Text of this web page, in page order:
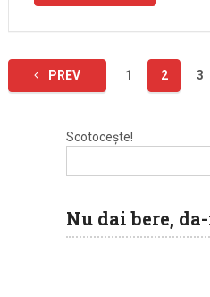
Paginație
articole
PREV 1 2 3
Scotocește!
Nu dai bere,